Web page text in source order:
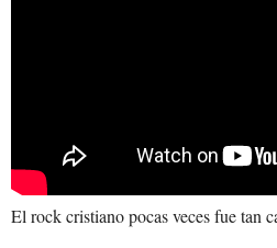
El rock cristiano pocas veces fue tan